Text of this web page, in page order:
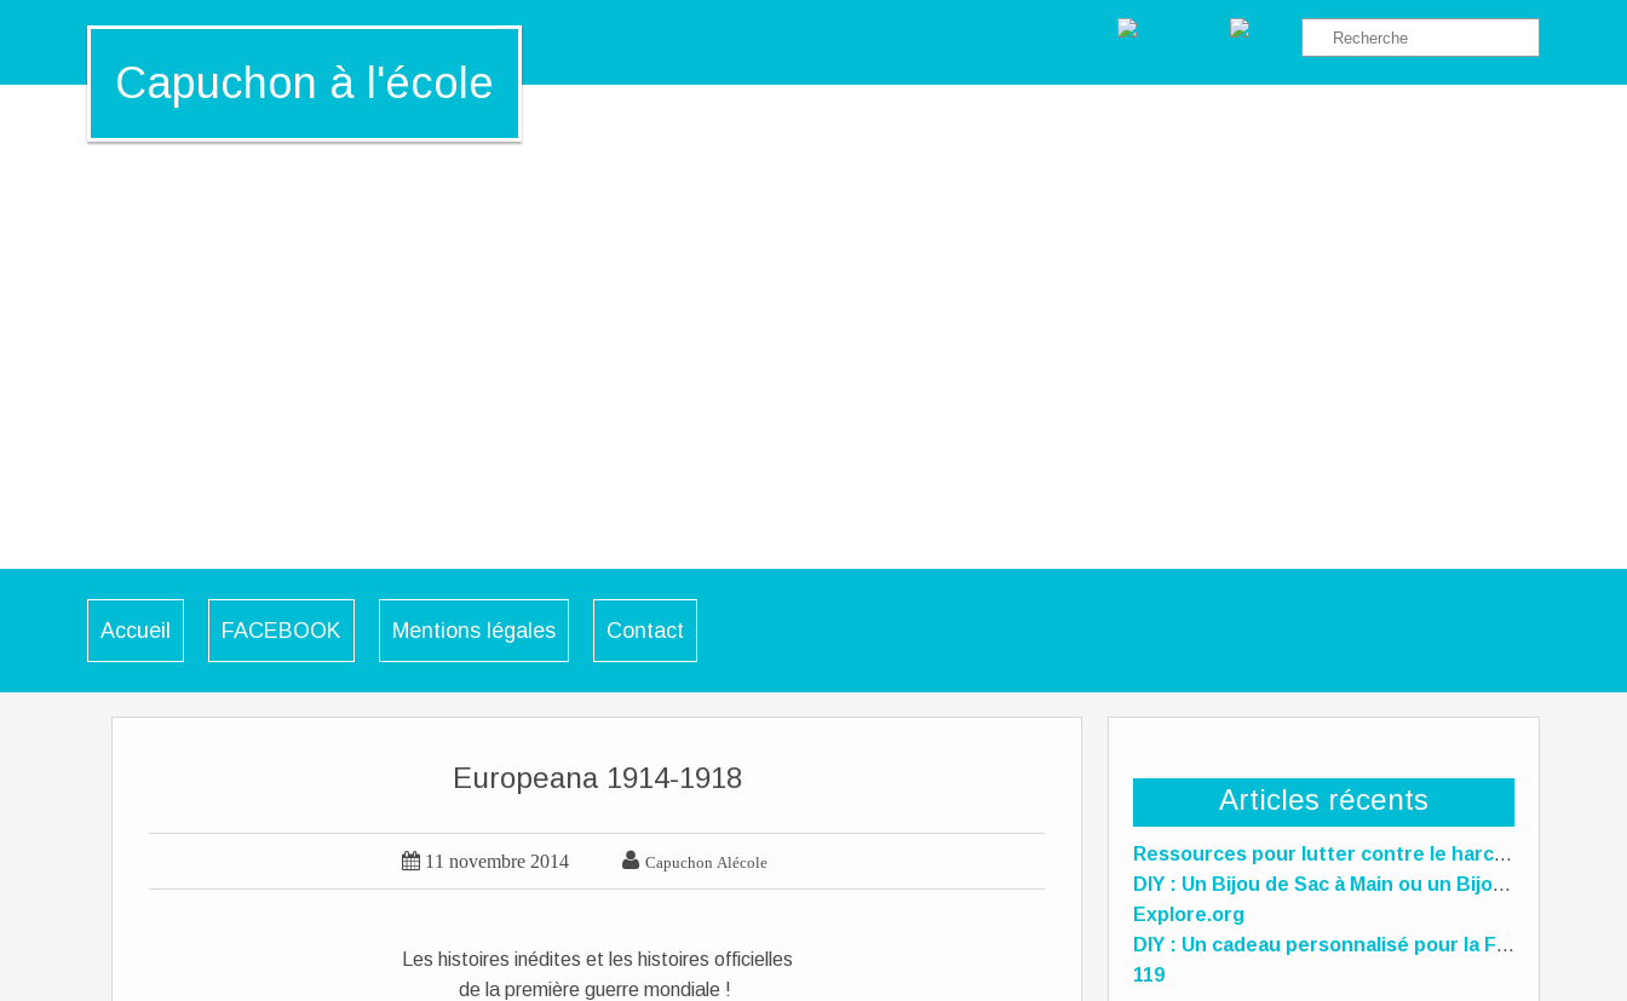
Capuchon à l'école
Accueil FACEBOOK Mentions légales Contact
Articles récents
Ressources pour lutter contre le harcèlement scolaire
DIY : Un Bijou de Sac à Main ou un Bijou de téléphone Unique pour la Fête des Mères !
Explore.org
DIY : Un cadeau personnalisé pour la Fête des Mères, des Pères et des gens qu'on aime !
119
Europeana 1914-1918
 11 novembre 2014  Capuchon Alécole
Les histoires inédites et les histoires officielles
de la première guerre mondiale !